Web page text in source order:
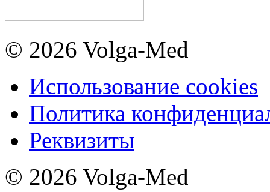
© 2026 Volga-Med
Использование cookies
Политика
Реквизиты
© 2026 Volga-Med